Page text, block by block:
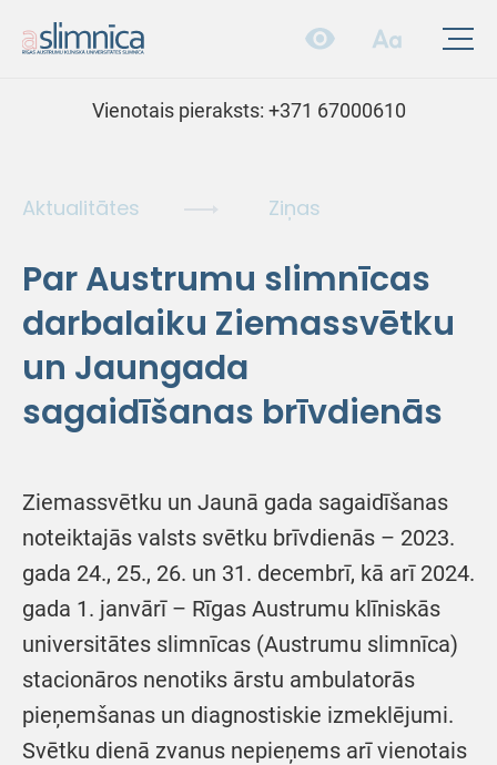
Vienotais pieraksts: +371 67000610
Aktualitātes Ziņas
Par Austrumu slimnīcas
darbalaiku Ziemassvētku
un Jaungada
sagaidīšanas brīvdienās
Ziemassvētku un Jaunā gada sagaidīšanas
noteiktajās valsts svētku brīvdienās – 2023.
gada 24., 25., 26. un 31. decembrī, kā arī 2024.
gada 1. janvārī – Rīgas Austrumu klīniskās
universitātes slimnīcas (Austrumu slimnīca)
stacionāros nenotiks ārstu ambulatorās
pieņemšanas un diagnostiskie izmeklējumi.
Svētku dienā zvanus nepieņems arī vienotais